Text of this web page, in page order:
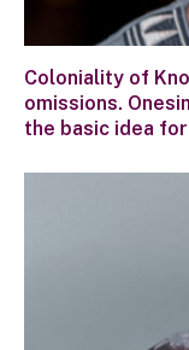
Coloniality of
omissions.
the basic idea